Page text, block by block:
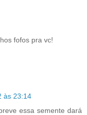
fofos pra vc!
às 23:14
essa semente dará